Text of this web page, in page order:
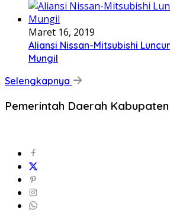
Maret 16, 2019
Aliansi Nissan-Mitsubishi
Mungil
Selengkapnya
Pemerintah Daerah